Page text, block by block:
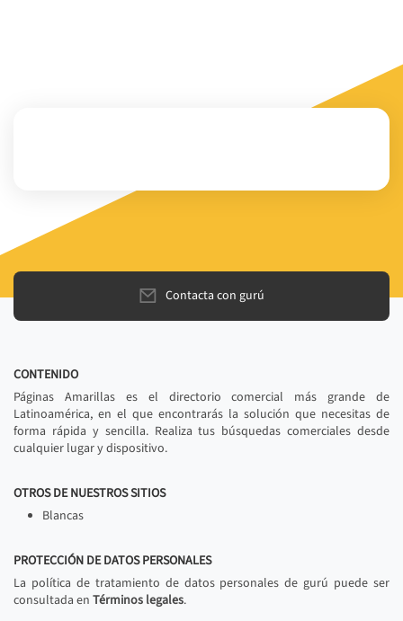
Contacta con gurú
CONTENIDO
Páginas Amarillas es el directorio comercial más grande de
Latinoamérica, en el que encontrarás la solución que necesitas de
forma rápida y sencilla. Realiza tus búsquedas comerciales desde
cualquier lugar y dispositivo.
OTROS DE NUESTROS SITIOS
Blancas
PROTECCIÓN DE DATOS PERSONALES
La política de tratamiento de datos personales de gurú puede ser
consultada en Términos legales.